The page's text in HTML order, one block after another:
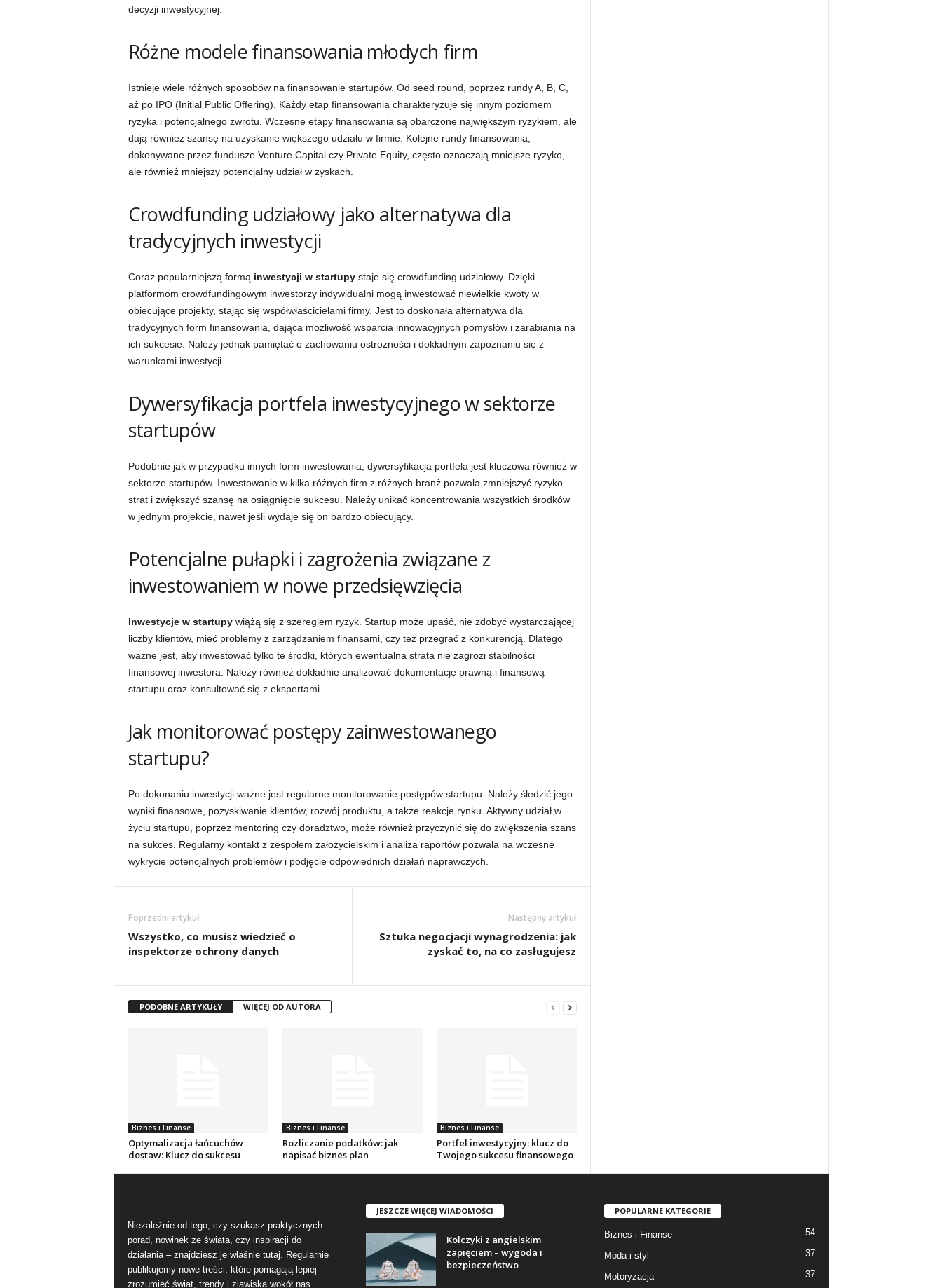
decyzji inwestycyjnej.
Różne modele finansowania młodych firm
Istnieje wiele różnych sposobów na finansowanie startupów. Od seed round, poprzez rundy A, B, C,
aż po IPO (Initial Public Offering). Każdy etap finansowania charakteryzuje się innym poziomem
ryzyka i potencjalnego zwrotu. Wczesne etapy finansowania są obarczone największym ryzykiem, ale
dają również szansę na uzyskanie większego udziału w firmie. Kolejne rundy finansowania,
dokonywane przez fundusze Venture Capital czy Private Equity, często oznaczają mniejsze ryzyko,
ale również mniejszy potencjalny udział w zyskach.
Crowdfunding udziałowy jako alternatywa dla
tradycyjnych inwestycji
Coraz popularniejszą formą inwestycji w startupystaje się crowdfunding udziałowy. Dzięki
platformom crowdfundingowym inwestorzy indywidualni mogą inwestować niewielkie kwoty w
obiecujące projekty, stając się współwłaścicielami firmy. Jest to doskonała alternatywa dla
tradycyjnych form finansowania, dająca możliwość wsparcia innowacyjnych pomysłów i zarabiania na
ich sukcesie. Należy jednak pamiętać o zachowaniu ostrożności i dokładnym zapoznaniu się z
warunkami inwestycji.
Dywersyfikacja portfela inwestycyjnego w sektorze
startupów
Podobnie jak w przypadku innych form inwestowania, dywersyfikacja portfela jest kluczowa również w
sektorze startupów. Inwestowanie w kilka różnych firm z różnych branż pozwala zmniejszyć ryzyko
strat i zwiększyć szansę na osiągnięcie sukcesu. Należy unikać koncentrowania wszystkich środków
w jednym projekcie, nawet jeśli wydaje się on bardzo obiecujący.
Potencjalne pułapki i zagrożenia związane z
inwestowaniem w nowe przedsięwzięcia
Inwestycje w startupywiążą się z szeregiem ryzyk. Startup może upaść, nie zdobyć wystarczającej
liczby klientów, mieć problemy z zarządzaniem finansami, czy też przegrać z konkurencją. Dlatego
ważne jest, aby inwestować tylko te środki, których ewentualna strata nie zagrozi stabilności
finansowej inwestora. Należy również dokładnie analizować dokumentację prawną i finansową
startupu oraz konsultować się z ekspertami.
Jak monitorować postępy zainwestowanego
startupu?
Po dokonaniu inwestycji ważne jest regularne monitorowanie postępów startupu. Należy śledzić jego
wyniki finansowe, pozyskiwanie klientów, rozwój produktu, a także reakcje rynku. Aktywny udział w
życiu startupu, poprzez mentoring czy doradztwo, może również przyczynić się do zwiększenia szans
na sukces. Regularny kontakt z zespołem założycielskim i analiza raportów pozwala na wczesne
wykrycie potencjalnych problemów i podjęcie odpowiednich działań naprawczych.
Poprzedni artykuł
Wszystko, co musisz wiedzieć o
inspektorze ochrony danych
Następny artykuł
Sztuka negocjacji wynagrodzenia: jak
zyskać to, na co zasługujesz
PODOBNE ARTYKUŁY WIĘCEJ OD AUTORA
Biznes i Finanse
Optymalizacja łańcuchów
dostaw: Klucz do sukcesu
Biznes i Finanse
Rozliczanie podatków: jak
napisać biznes plan
Biznes i Finanse
Portfel inwestycyjny: klucz do
Twojego sukcesu finansowego
Niezależnie od tego, czy szukasz praktycznych
porad, nowinek ze świata, czy inspiracji do
działania – znajdziesz je właśnie tutaj. Regularnie
publikujemy nowe treści, które pomagają lepiej
zrozumieć świat, trendy i zjawiska wokół nas.
JESZCZE WIĘCEJ WIADOMOŚCI
Kolczyki z angielskim
zapięciem – wygoda i
bezpieczeństwo
POPULARNE KATEGORIE
Biznes i Finanse 54
Moda i styl 37
Motoryzacja 37